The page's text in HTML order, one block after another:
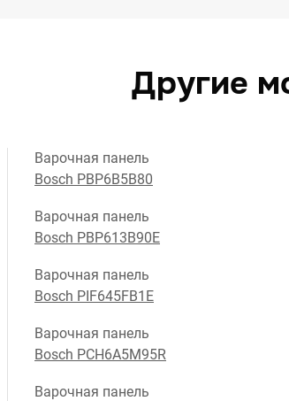
Другие
Варочная панель
Bosch PBP6B5B80
Варочная панель
Bosch PBP613B90E
Варочная панель
Bosch PIF645FB1E
Варочная панель
Bosch PCH6A5M95R
Варочная панель